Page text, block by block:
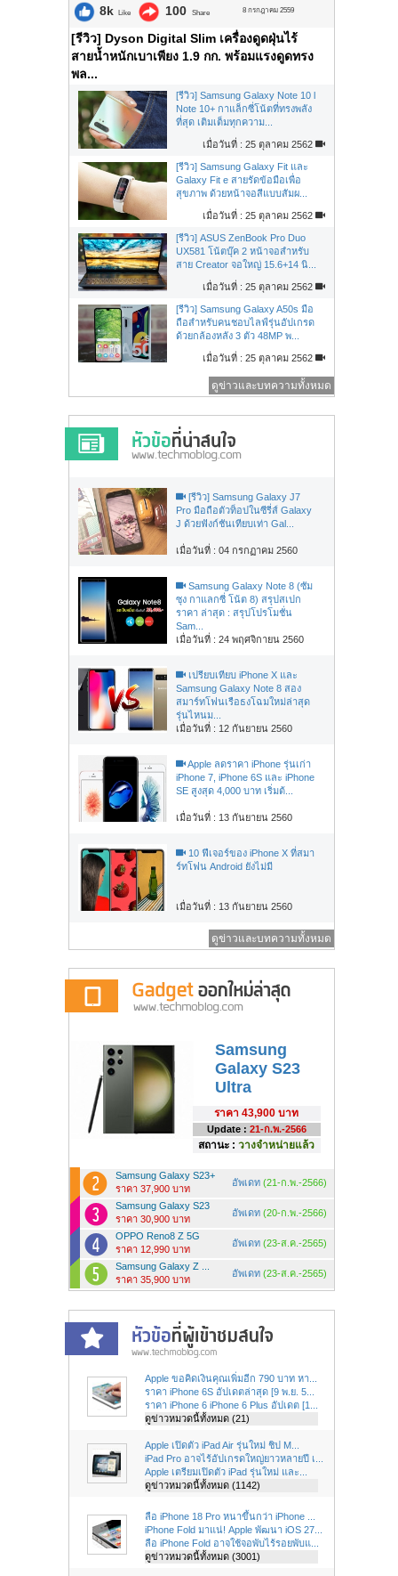
8k Like 100 Share 8 กรกฎาคม 2559
[รีวิว] Dyson Digital Slim เครื่องดูดฝุ่นไร้
สายน้ำหนักเบาเพียง 1.9 กก. พร้อมแรงดูดทรง
พล...
[รีวิว] Samsung Galaxy Note 10 l
Note 10+ กาแล็กซี่โน้ตที่ทรงพลัง
ที่สุด เติมเต็มทุกความ...
เมื่อวันที่ : 25 ตุลาคม 2562
[รีวิว] Samsung Galaxy Fit และ
Galaxy Fit e สายรัดข้อมือเพื่อ
สุขภาพ ด้วยหน้าจอสีแบบสัมผ...
เมื่อวันที่ : 25 ตุลาคม 2562
[รีวิว] ASUS ZenBook Pro Duo
UX581 โน้ตบุ๊ค 2 หน้าจอสำหรับ
สาย Creator จอใหญ่ 15.6+14 นิ...
เมื่อวันที่ : 25 ตุลาคม 2562
[รีวิว] Samsung Galaxy A50s มือ
ถือสำหรับคนชอบไลฟ์รุ่นอัปเกรด
ด้วยกล้องหลัง 3 ตัว 48MP พ...
เมื่อวันที่ : 25 ตุลาคม 2562
ดูข่าวและบทความทั้งหมด
[รีวิว] Samsung Galaxy J7
Pro มือถือตัวท็อปในซีรี่ส์ Galaxy
J ด้วยฟังก์ชันเทียบเท่า Gal...
เมื่อวันที่ : 04 กรกฏาคม 2560
Samsung Galaxy Note 8 (ซัม
ซุง กาแลกซี่ โน้ต 8) สรุปสเปก
ราคา ล่าสุด : สรุปโปรโมชั่น
Sam...
เมื่อวันที่ : 24 พฤศจิกายน 2560
เปรียบเทียบ iPhone X และ
Samsung Galaxy Note 8 สอง
สมาร์ทโฟนเรือธงโฉมใหม่ล่าสุด
รุ่นไหนม...
เมื่อวันที่ : 12 กันยายน 2560
Apple ลดราคา iPhone รุ่นเก่า
iPhone 7, iPhone 6S และ iPhone
SE สูงสุด 4,000 บาท เริ่มต้...
เมื่อวันที่ : 13 กันยายน 2560
10 ฟีเจอร์ของ iPhone X ที่สมา
ร์ทโฟน Android ยังไม่มี
เมื่อวันที่ : 13 กันยายน 2560
ดูข่าวและบทความทั้งหมด
Samsung
Galaxy S23
Ultra
ราคา 43,900 บาท
Update : 21-ก.พ.-2566
สถานะ : วางจำหน่ายแล้ว
Samsung Galaxy S23+
ราคา 37,900 บาท
อัพเดท (21-ก.พ.-2566)
Samsung Galaxy S23
ราคา 30,900 บาท
อัพเดท (20-ก.พ.-2566)
OPPO Reno8 Z 5G
ราคา 12,990 บาท
อัพเดท (23-ส.ค.-2565)
Samsung Galaxy Z ...
ราคา 35,900 บาท
อัพเดท (23-ส.ค.-2565)
Apple ขอคิดเงินคุณเพิ่มอีก 790 บาท หา...
ราคา iPhone 6S อัปเดตล่าสุด [9 พ.ย. 5...
ราคา iPhone 6 iPhone 6 Plus อัปเดต [1...
ดูข่าวหมวดนี้ทั้งหมด (21)
Apple เปิดตัว iPad Air รุ่นใหม่ ชิป M...
iPad Pro อาจไร้อัปเกรดใหญ่ยาวหลายปี เ...
Apple เตรียมเปิดตัว iPad รุ่นใหม่ และ...
ดูข่าวหมวดนี้ทั้งหมด (1142)
ลือ iPhone 18 Pro หนาขึ้นกว่า iPhone ...
iPhone Fold มาแน่! Apple พัฒนา iOS 27...
ลือ iPhone Fold อาจใช้จอพับไร้รอยพับแ...
ดูข่าวหมวดนี้ทั้งหมด (3001)